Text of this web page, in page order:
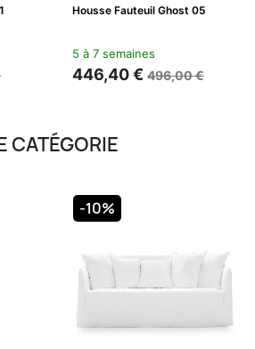
Housse Fauteuil Ghost 05
5 à 7 semaines
446,40 € 496,00 €
CATÉGORIE
-10%